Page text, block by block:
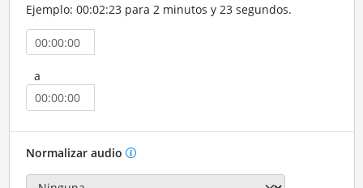
Ejemplo: 00:02:23 para 2 minutos y 23 segundos.
a
Normalizar audio